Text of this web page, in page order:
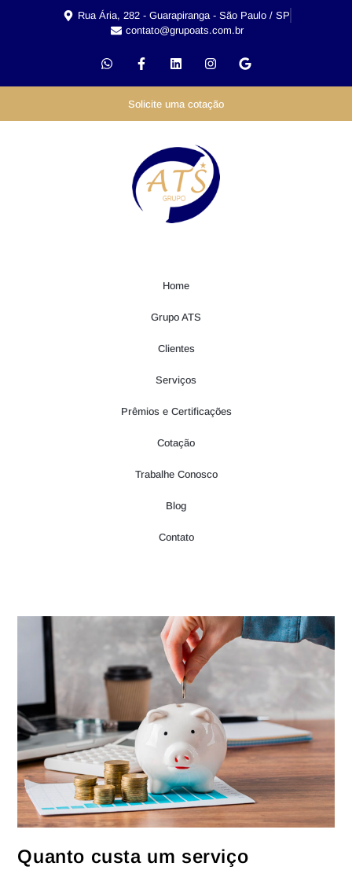
Rua Ária, 282 - Guarapiranga - São Paulo / SP
contato@grupoats.com.br
Solicite uma cotação
Home
Grupo ATS
Clientes
Serviços
Prêmios e Certificações
Cotação
Trabalhe Conosco
Blog
Contato
Quanto custa um serviço